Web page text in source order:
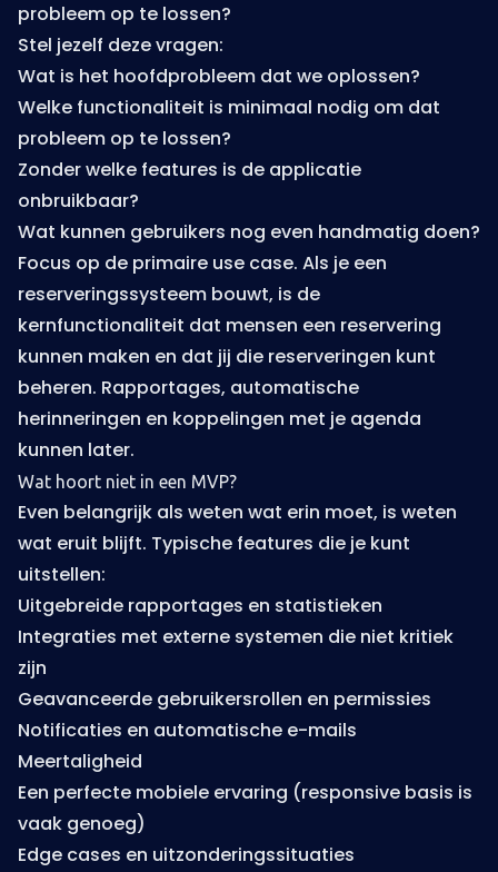
probleem op te lossen?
Stel jezelf deze vragen:
Wat is het hoofdprobleem dat we oplossen?
Welke functionaliteit is minimaal nodig om dat
probleem op te lossen?
Zonder welke features is de applicatie
onbruikbaar?
Wat kunnen gebruikers nog even handmatig doen?
Focus op de primaire use case. Als je een
reserveringssysteem bouwt, is de
kernfunctionaliteit dat mensen een reservering
kunnen maken en dat jij die reserveringen kunt
beheren. Rapportages, automatische
herinneringen en koppelingen met je agenda
kunnen later.
Wat hoort niet in een MVP?
Even belangrijk als weten wat erin moet, is weten
wat eruit blijft. Typische features die je kunt
uitstellen:
Uitgebreide rapportages en statistieken
Integraties met externe systemen die niet kritiek
zijn
Geavanceerde gebruikersrollen en permissies
Notificaties en automatische e-mails
Meertaligheid
Een perfecte mobiele ervaring (responsive basis is
vaak genoeg)
Edge cases en uitzonderingssituaties